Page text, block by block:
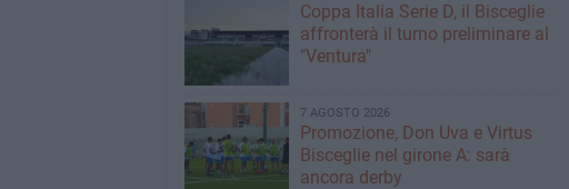
Coppa Italia Serie D, il Bisceglie
affronterà il turno preliminare al
"Ventura"
7 AGOSTO 2026
Promozione, Don Uva e Virtus
Bisceglie nel girone A: sarà
ancora derby